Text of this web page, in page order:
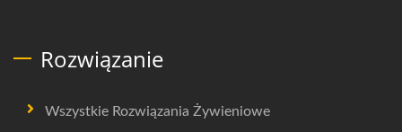
Rozwiązanie
Wszystkie Rozwiązania Żywieniowe